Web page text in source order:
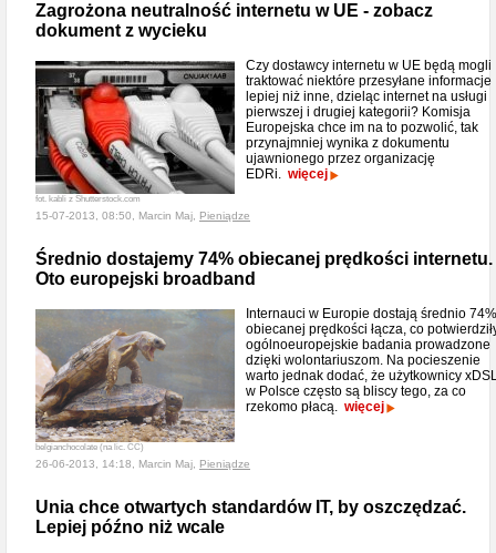
Zagrożona neutralność internetu w UE - zobacz
dokument z wycieku
fot. kabli z Shutterstock.com
Czy dostawcy internetu w UE będą mogli
traktować niektóre przesyłane informacje
lepiej niż inne, dzieląc internet na usługi
pierwszej i drugiej kategorii? Komisja
Europejska chce im na to pozwolić, tak
przynajmniej wynika z dokumentu
ujawnionego przez organizację
EDRi. więcej
15-07-2013, 08:50, Marcin Maj, Pieniądze
Średnio dostajemy 74% obiecanej prędkości internetu.
Oto europejski broadband
belgianchocolate (na lic. CC)
Internauci w Europie dostają średnio 74%
obiecanej prędkości łącza, co
ogólnoeuropejskie badania prowadzone
dzięki wolontariuszom. Na pocieszenie
warto jednak dodać, że użytkownicy
w Polsce często są bliscy tego, za co
rzekomo płacą. więcej
26-06-2013, 14:18, Marcin Maj, Pieniądze
Unia chce otwartych standardów IT, by oszczędzać.
Lepiej późno niż wcale